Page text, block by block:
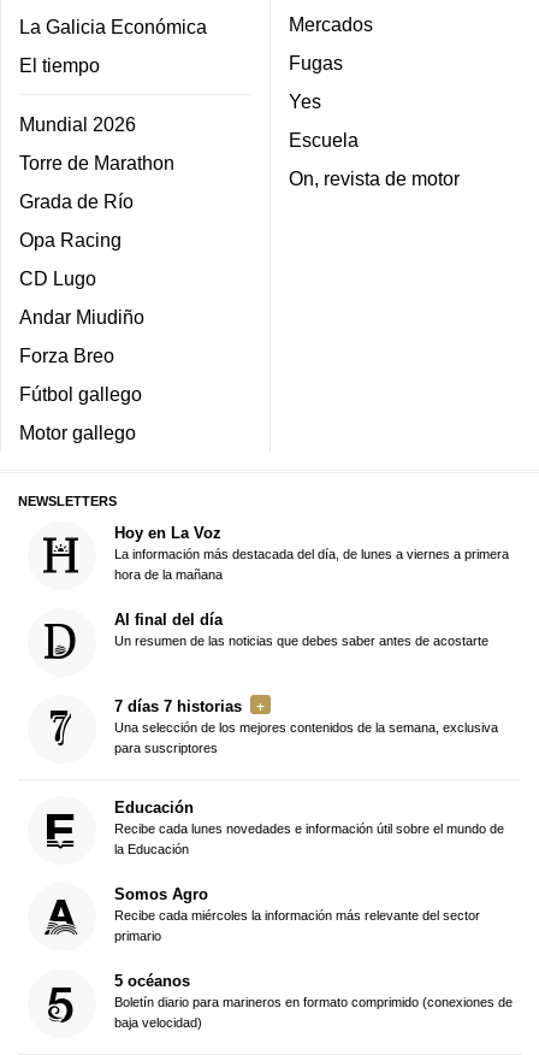
La Galicia Económica
El tiempo
Mundial 2026
Torre de Marathon
Grada de Río
Opa Racing
CD Lugo
Andar Miudiño
Forza Breo
Fútbol gallego
Motor gallego
Mercados
Fugas
Yes
Escuela
On, revista de motor
NEWSLETTERS
Hoy en La Voz
La información más destacada del día, de lunes a viernes a primera
hora de la mañana
Al final del día
Un resumen de las noticias que debes saber antes de acostarte
7 días 7 historias
Una selección de los mejores contenidos de la semana, exclusiva
para suscriptores
Educación
Recibe cada lunes novedades e información útil sobre el mundo de
la Educación
Somos Agro
Recibe cada miércoles la información más relevante del sector
primario
5 océanos
Boletín diario para marineros en formato comprimido (conexiones de
baja velocidad)